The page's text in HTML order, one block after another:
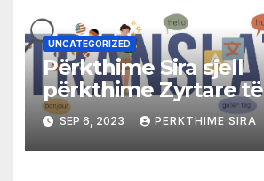
UNCATEGORIZED
Përkthime Sira sjell
përkthime Zyrtare të
Çertifikuara
SEP 6, 2023 PERKTHIME SIRA